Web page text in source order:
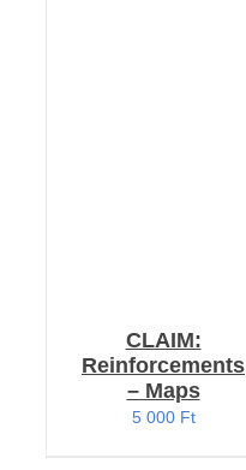
CLAIM:
Reinforcements
– Maps
5 000 Ft